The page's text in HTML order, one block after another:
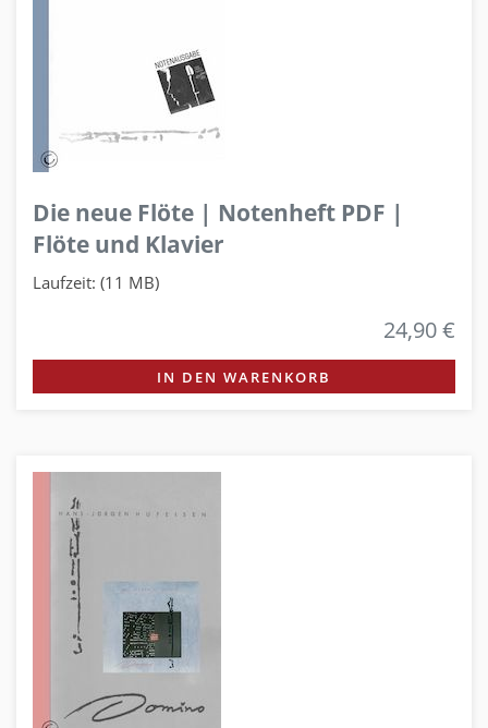
Die neue Flöte | Notenheft PDF |
Flöte und Klavier
Laufzeit: (11 MB)
24,90 €
IN DEN WARENKORB